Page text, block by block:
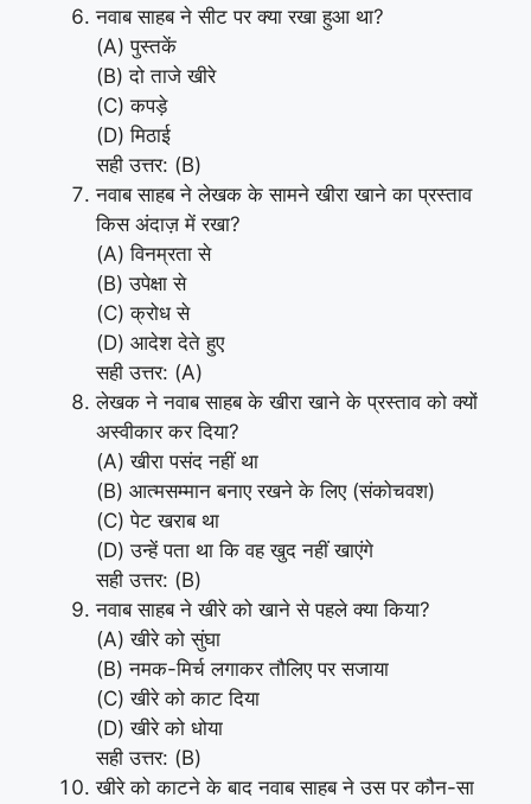
नवाब साहब ने सीट पर क्या रखा हुआ था?
(A) पुस्तकें
(B) दो ताजे खीरे
(C) कपड़े
(D) मिठाई
सही उत्तर: (B)
नवाब साहब ने लेखक के सामने खीरा खाने का प्रस्ताव
किस अंदाज़ में रखा?
(A) विनम्रता से
(B) उपेक्षा से
(C) क्रोध से
(D) आदेश देते हुए
सही उत्तर: (A)
लेखक ने नवाब साहब के खीरा खाने के प्रस्ताव को क्यों
अस्वीकार कर दिया?
(A) खीरा पसंद नहीं था
(B) आत्मसम्मान बनाए रखने के लिए (संकोचवश)
(C) पेट खराब था
(D) उन्हें पता था कि वह खुद नहीं खाएंगे
सही उत्तर: (B)
नवाब साहब ने खीरे को खाने से पहले क्या किया?
(A) खीरे को सुंघा
(B) नमक-मिर्च लगाकर तौलिए पर सजाया
(C) खीरे को काट दिया
(D) खीरे को धोया
सही उत्तर: (B)
खीरे को काटने के बाद नवाब साहब ने उस पर कौन-सा